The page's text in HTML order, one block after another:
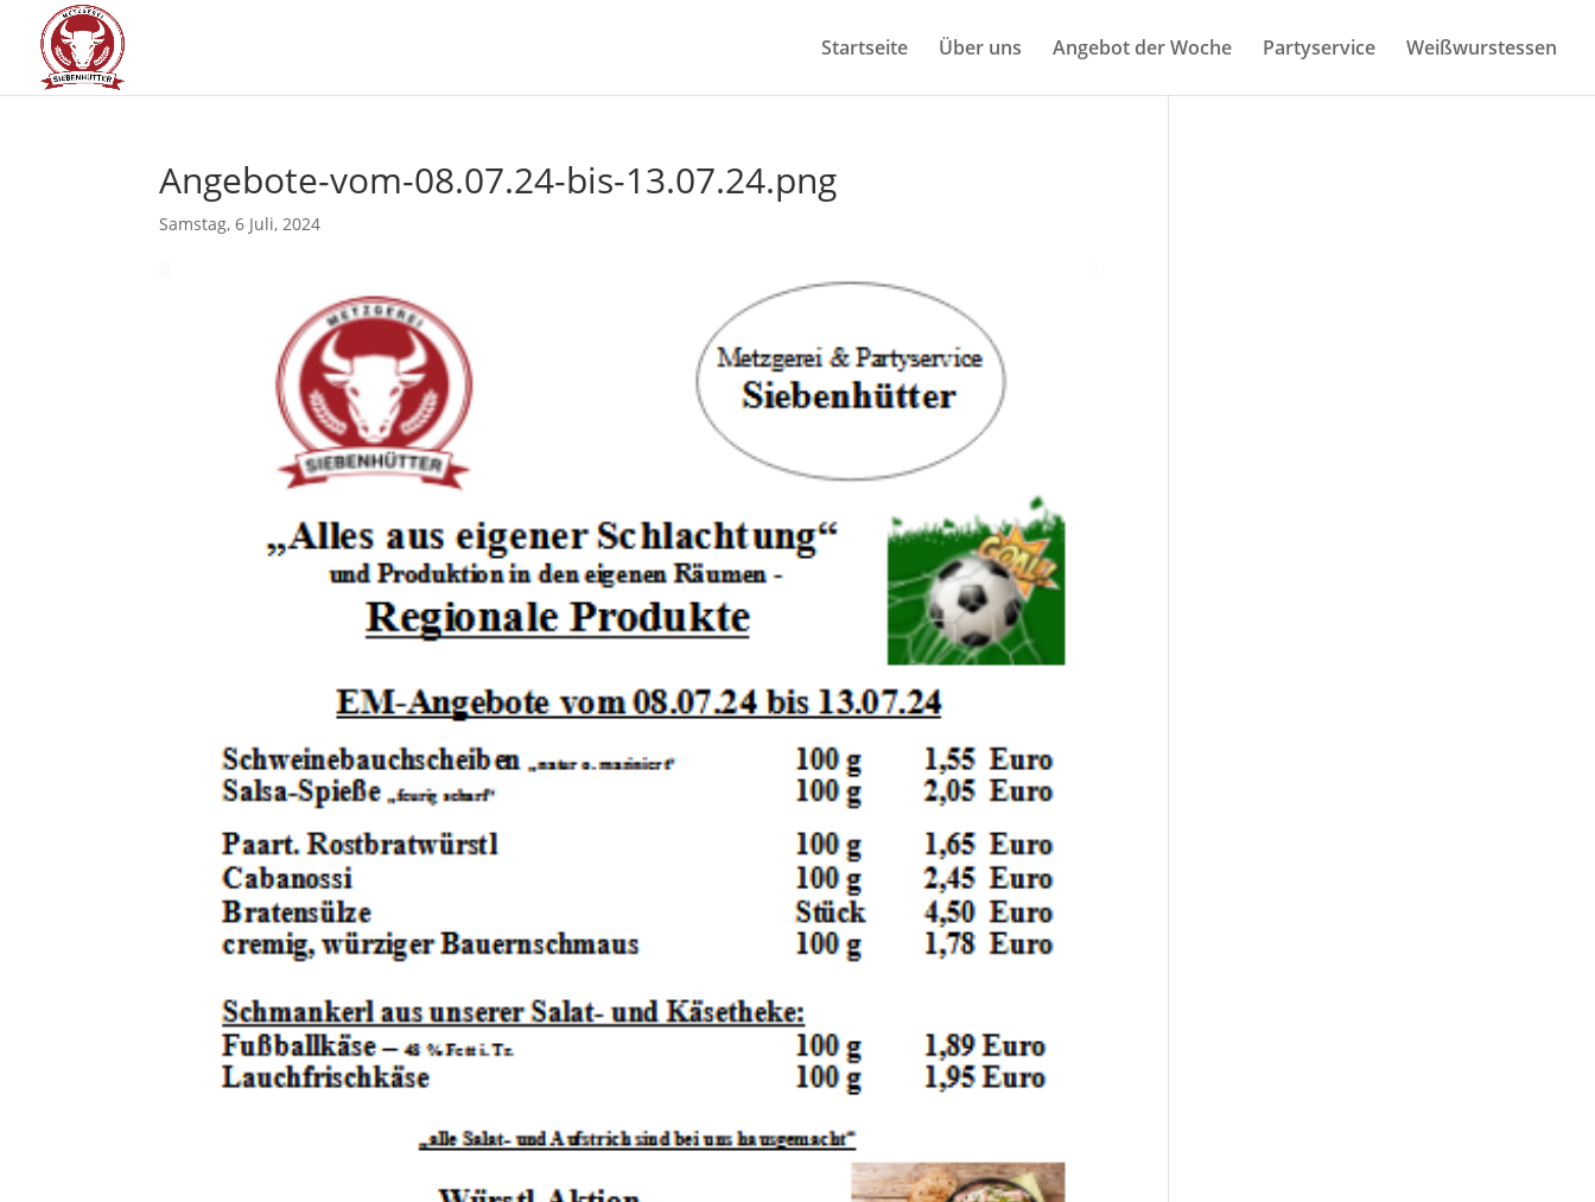
Start­sei­te Über uns Ange­bot der Woche Par­ty­ser­vice Weiß­wurst­es­sen
Angebote-vom-08.07.24-bis-13.07.24.png
Samstag, 6 Juli, 2024